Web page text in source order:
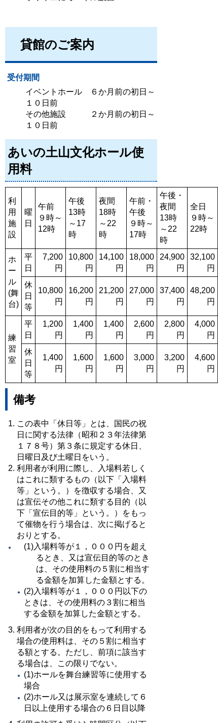
貸館のご案内
受付期間
イベントホール ６か月前の初日～
１０日前
その他施設 ２か月前の初日～
１０日前
あいの土山文化ホール使
用料
利
用
施
設
曜
日
午前
９時～
12時
午後
13時
～17
時
夜間
18時
～22
時
午前・
午後
９時～
17時
午後・
夜間
13時
～22
時
全日
９時～
22時
ホ
ー
ル
(舞
台)
平
日
7,200
円
10,800
円
14,100
円
18,000
円
24,900
円
32,100
円
休
日
等
10,800
円
16,200
円
21,200
円
27,000
円
37,400
円
48,200
円
練
習
室
平
日
1,200
円
1,400
円
1,400
円
2,600
円
2,800
円
4,000
円
休
日
等
1,400
円
1,600
円
1,600
円
3,000
円
3,200
円
4,600
円
備考
この表中「休日等」とは、国民の祝
日に関する法律（昭和２３年法律第
１７８号）第３条に規定する休日、
日曜日及び土曜日をいう。
利用者が利用に際し、入場料若しく
はこれに類するもの（以下「入場料
等」という。）を徴収する場合、又
は宣伝その他これに類する目的（以
下「宣伝目的等」という。）をもっ
て催物を行う場合は、次に掲げると
おりとする。
(1)入場料等が１，０００円を超え
るとき、又は宣伝目的等のとき
は、その使用料の５割に相当す
る金額を加算した金額とする。
(2)入場料等が１，０００円以下の
ときは、その使用料の３割に相当
する金額を加算した金額とする。
利用者が次の目的をもって利用する
場合の使用料は、その５割に相当す
る額とする。ただし、前項に該当す
る場合は、この限りでない。
(1)ホールを舞台練習等に使用する
場合
(2)ホール又は展示室を連続して６
日以上使用する場合の６日目以降